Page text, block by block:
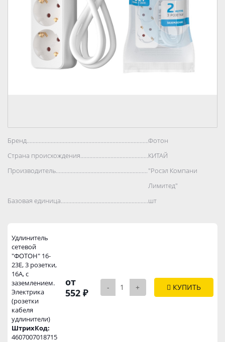
Бренд..................................................................................Фотон
Страна происхождения..................................................................................
КИТАЙ
Производитель..................................................................................
"Росэл Компани
Лимитед"
Базовая единица..................................................................................
шт
Удлинитель
сетевой
"ФОТОН" 16-
23Е, 3 розетки,
16А, с
заземлением.
Электрика
(розетки
кабеля
удлинители)
ШтрихКод:
4607007018715
от
552 ₽
- + КУПИТЬ